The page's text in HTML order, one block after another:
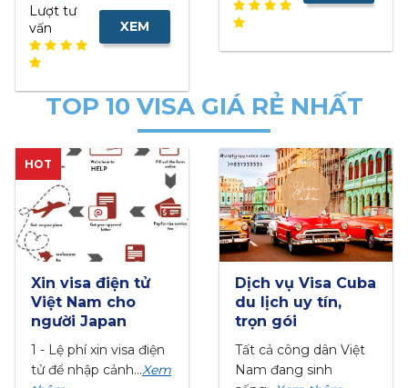
NHANH
tư vấn
NHANH
TOP 10 VISA GIÁ RẺ NHẤT
HOT
Xin visa điện tử
Việt Nam cho
người Japan
1 - Lệ phí xin visa điện
tử để nhập cảnh...Xem
Dịch vụ Visa Cuba
du lịch uy tín,
trọn gói
Tất cả công dân Việt
Nam đang sinh